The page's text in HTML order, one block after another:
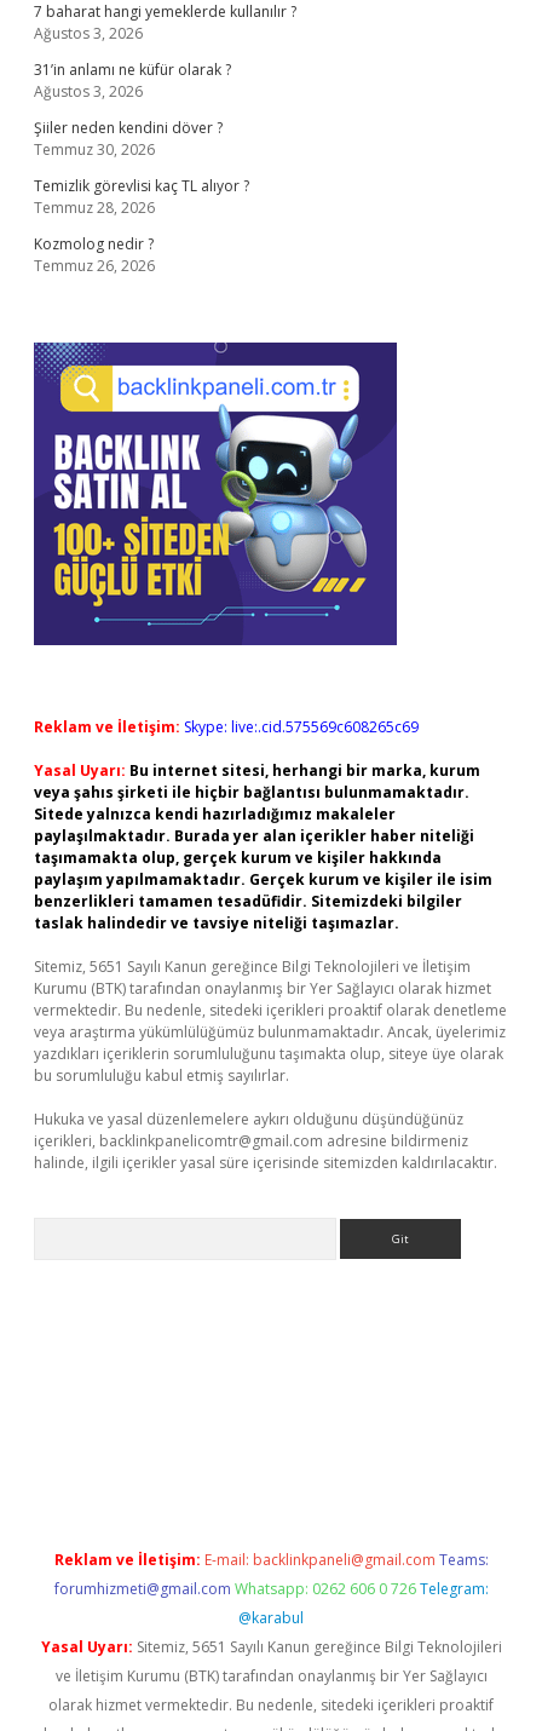
7 baharat hangi yemeklerde kullanılır ?
Ağustos 3, 2026
31’in anlamı ne küfür olarak ?
Ağustos 3, 2026
Şiiler neden kendini döver ?
Temmuz 30, 2026
Temizlik görevlisi kaç TL alıyor ?
Temmuz 28, 2026
Kozmolog nedir ?
Temmuz 26, 2026
Reklam ve İletişim: Skype: live:.cid.575569c608265c69
Yasal Uyarı: Bu internet sitesi, herhangi bir marka, kurum
veya şahıs şirketi ile hiçbir bağlantısı bulunmamaktadır.
Sitede yalnızca kendi hazırladığımız makaleler
paylaşılmaktadır. Burada yer alan içerikler haber niteliği
taşımamakta olup, gerçek kurum ve kişiler hakkında
paylaşım yapılmamaktadır. Gerçek kurum ve kişiler ile isim
benzerlikleri tamamen tesadüfidir. Sitemizdeki bilgiler
taslak halindedir ve tavsiye niteliği taşımazlar.
Sitemiz, 5651 Sayılı Kanun gereğince Bilgi Teknolojileri ve İletişim
Kurumu (BTK) tarafından onaylanmış bir Yer Sağlayıcı olarak hizmet
vermektedir. Bu nedenle, sitedeki içerikleri proaktif olarak denetleme
veya araştırma yükümlülüğümüz bulunmamaktadır. Ancak, üyelerimiz
yazdıkları içeriklerin sorumluluğunu taşımakta olup, siteye üye olarak
bu sorumluluğu kabul etmiş sayılırlar.
Hukuka ve yasal düzenlemelere aykırı olduğunu düşündüğünüz
içerikleri, backlinkpanelicomtr@gmail.com adresine bildirmeniz
halinde, ilgili içerikler yasal süre içerisinde sitemizden kaldırılacaktır.
Reklam ve İletişim: E-mail: backlinkpaneli@gmail.com Teams:
forumhizmeti@gmail.com Whatsapp: 0262 606 0 726 Telegram:
@karabul
Yasal Uyarı: Sitemiz, 5651 Sayılı Kanun gereğince Bilgi Teknolojileri
ve İletişim Kurumu (BTK) tarafından onaylanmış bir Yer Sağlayıcı
olarak hizmet vermektedir. Bu nedenle, sitedeki içerikleri proaktif